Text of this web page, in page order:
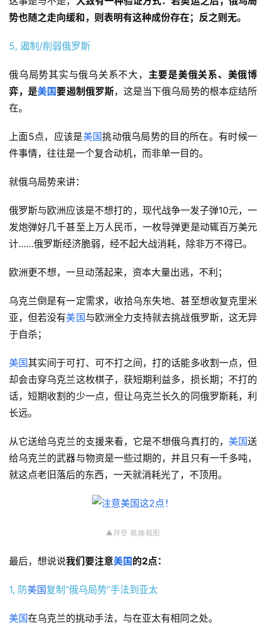
势也随之走向缓和，则表明有这种成份存在；反之则无。
5, 遏制/削弱俄罗斯
俄乌局势其实与俄乌关系不大， 主要是美俄关系、美俄博
弈，是美国要遏制俄罗斯，这是当下俄乌局势的根本症结所
在。
上面5点，应该是美国挑动俄乌局势的目的所在。有时候一
件事情，往往是一个复合动机，而非单一目的。
就俄乌局势来讲：
俄罗斯与欧洲应该是不想打的，现代战争一发子弹10元，一
发炮弹好几千甚至上万人民币，一枚导弹更是动辄百万美元
计……俄罗斯经济脆弱，经不起大战消耗，除非万不得已。
欧洲更不想，一旦动荡起来，资本大量出逃，不利；
乌克兰倒是有一定需求，收拾乌东失地、甚至想收复克里米
亚，但若没有美国与欧洲全力支持就去挑战俄罗斯，这无异
于自杀；
美国其实间于可打、可不打之间，打的话能多收割一点，但
却会击穿乌克兰这枚棋子，获短期利益多，损长期；不打的
话，短期收割的少一点，但让乌克兰长久的同俄罗斯耗，利
长远。
从它送给乌克兰的支援来看，它是不想俄乌真打的， 美国送
给乌克兰的武器与物资是一些过期的，并且只有一千多吨，
就这点老旧落后的东西，一天就消耗光了，不顶用。
▲拜登 视频截图
最后，想说说我们要注意美国 的2点：
1, 防美国复制“俄乌局势”手法到亚太
美国在乌克兰的挑动手法，与在亚太有相同之处。